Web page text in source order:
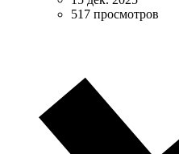
517 просмотров